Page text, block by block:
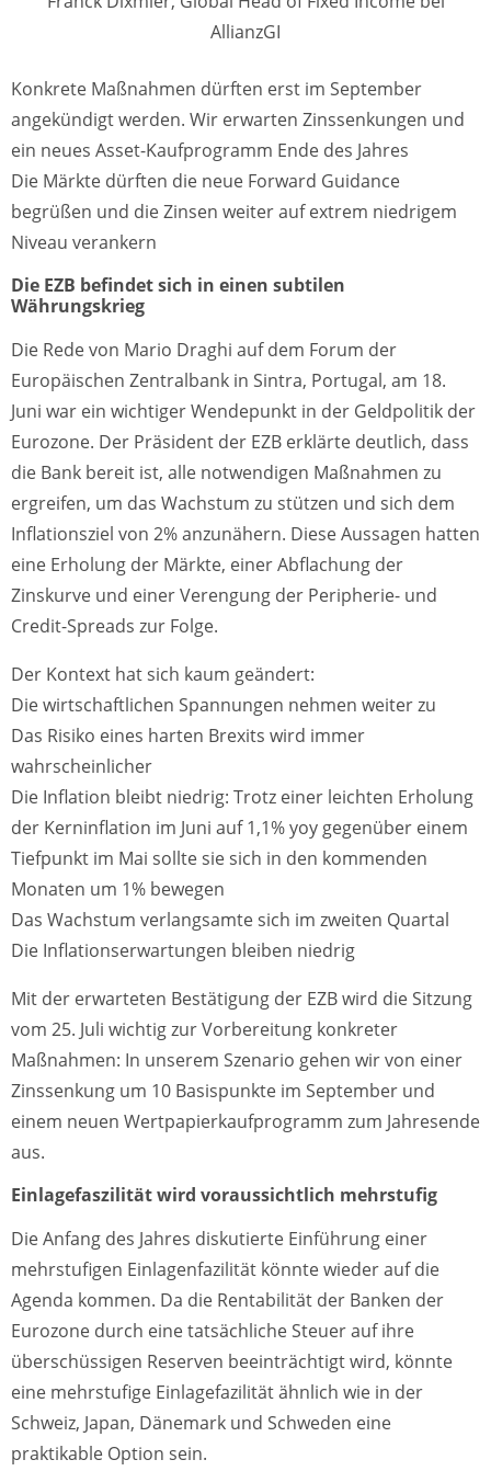
AllianzGI
Konkrete Maßnahmen dürften erst im September
angekündigt werden. Wir erwarten Zinssenkungen und
ein neues Asset-Kaufprogramm Ende des Jahres
Die Märkte dürften die neue Forward Guidance
begrüßen und die Zinsen weiter auf extrem niedrigem
Niveau verankern
Die EZB befindet sich in einen subtilen
Währungskrieg
Die Rede von Mario Draghi auf dem Forum der
Europäischen Zentralbank in Sintra, Portugal, am 18.
Juni war ein wichtiger Wendepunkt in der Geldpolitik der
Eurozone. Der Präsident der EZB erklärte deutlich, dass
die Bank bereit ist, alle notwendigen Maßnahmen zu
ergreifen, um das Wachstum zu stützen und sich dem
Inflationsziel von 2% anzunähern. Diese Aussagen hatten
eine Erholung der Märkte, einer Abflachung der
Zinskurve und einer Verengung der Peripherie- und
Credit-Spreads zur Folge.
Der Kontext hat sich kaum geändert:
Die wirtschaftlichen Spannungen nehmen weiter zu
Das Risiko eines harten Brexits wird immer
wahrscheinlicher
Die Inflation bleibt niedrig: Trotz einer leichten Erholung
der Kerninflation im Juni auf 1,1% yoy gegenüber einem
Tiefpunkt im Mai sollte sie sich in den kommenden
Monaten um 1% bewegen
Das Wachstum verlangsamte sich im zweiten Quartal
Die Inflationserwartungen bleiben niedrig
Mit der erwarteten Bestätigung der EZB wird die Sitzung
vom 25. Juli wichtig zur Vorbereitung konkreter
Maßnahmen: In unserem Szenario gehen wir von einer
Zinssenkung um 10 Basispunkte im September und
einem neuen Wertpapierkaufprogramm zum Jahresende
aus.
Einlagefaszilität wird voraussichtlich mehrstufig
Die Anfang des Jahres diskutierte Einführung einer
mehrstufigen Einlagenfazilität könnte wieder auf die
Agenda kommen. Da die Rentabilität der Banken der
Eurozone durch eine tatsächliche Steuer auf ihre
überschüssigen Reserven beeinträchtigt wird, könnte
eine mehrstufige Einlagefazilität ähnlich wie in der
Schweiz, Japan, Dänemark und Schweden eine
praktikable Option sein.